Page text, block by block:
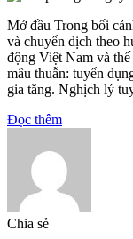
Mở đầu Trong bối
và chuyển dịch theo
động Việt Nam và
mâu thuẫn: tuyển
gia tăng. Nghịch lý
Đọc thêm
Chia sẻ